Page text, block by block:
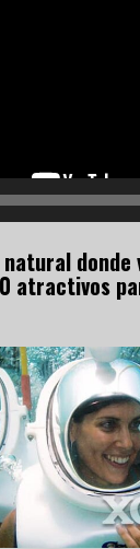
donde
atractivos